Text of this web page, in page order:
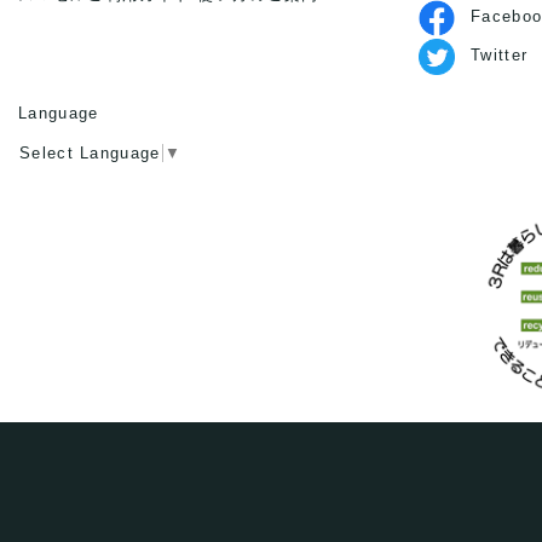
Twitter
Language
Select Language ▼